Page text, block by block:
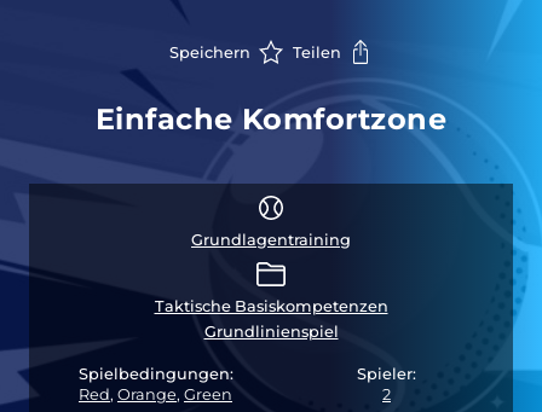
Speichern Teilen
Einfache Komfortzone
Grundlagentraining
Taktische Basiskompetenzen
Grundlinienspiel
Spielbedingungen:
Red, Orange, Green
Spieler:
2